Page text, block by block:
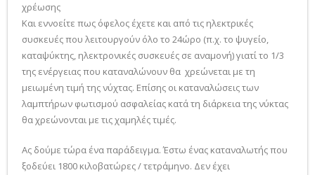
χρέωσης
Και εννοείτε πως όφελος έχετε και από τις ηλεκτρικές
συσκευές που λειτουργούν όλο το 24ώρο (π.χ. το ψυγείο,
καταψύκτης, ηλεκτρονικές συσκευές σε αναμονή) γιατί το 1/3
της ενέργειας που καταναλώνουν θα χρεώνεται με τη
μειωμένη τιμή της νύχτας. Επίσης οι καταναλώσεις των
λαμπτήρων φωτισμού ασφαλείας κατά τη διάρκεια της νύκτας
θα χρεώνονται με τις χαμηλές τιμές.
Ας δούμε τώρα ένα παράδειγμα. Έστω ένας καταναλωτής που
ξοδεύει 1800 κιλοβατώρες / τετράμηνο. Δεν έχει